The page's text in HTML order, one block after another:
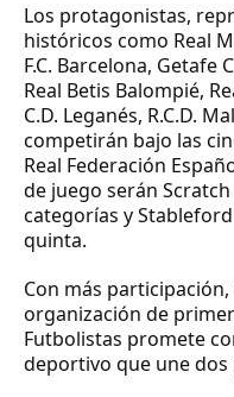
Los protagonistas,
históricos como Real
F.C. Barcelona, Getafe
Real Betis Balompié,
C.D. Leganés, R.C.D.
competirán bajo las
Real Federación
de juego serán
categorías y
quinta.
Con más
organización de
Futbolistas promete
deportivo que une